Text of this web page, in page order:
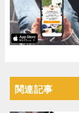
関連記事